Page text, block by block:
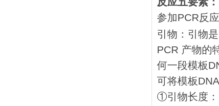
参加PCR反
引物：引物
PCR 产物的
何一段模板
可将模板
①引物长度